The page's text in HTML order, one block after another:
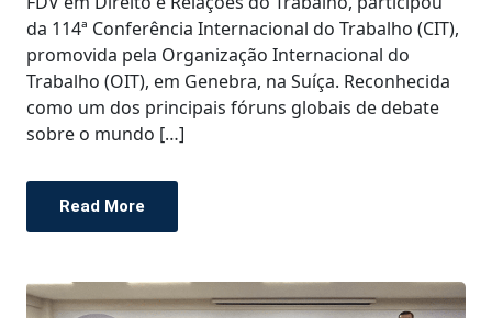
da 114ª Conferência Internacional do Trabalho (CIT),
promovida pela Organização Internacional do
Trabalho (OIT), em Genebra, na Suíça. Reconhecida
como um dos principais fóruns globais de debate
sobre o mundo […]
Read More